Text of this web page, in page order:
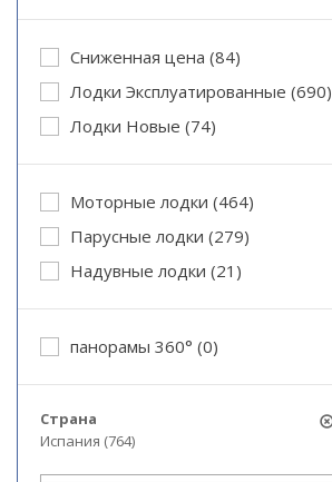
Cниженная цена (84)
Лодки Эксплуатированные (690)
Лодки Новые (74)
Моторные лодки (464)
Парусные лодки (279)
Надувные лодки (21)
панорамы 360° (0)
Страна
Испания (764)